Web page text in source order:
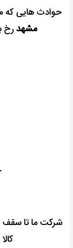
حوادث هایی که
مشهدرخ